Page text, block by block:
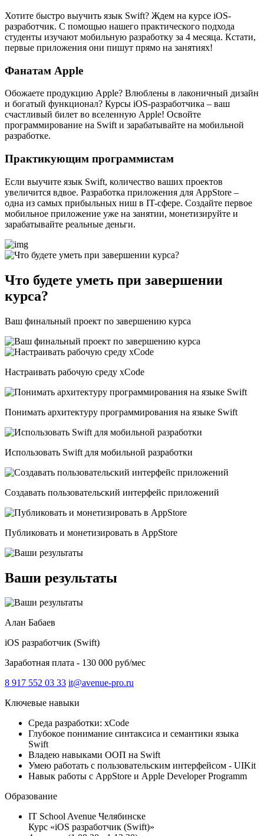
Хотите быстро выучить язык Swift? Ждем на курсе iOS-
разработчик. С помощью нашего практического подхода
студенты изучают мобильную разработку за 4 месяца. Кстати,
первые приложения они пишут прямо на занятиях!
Фанатам Apple
Обожаете продукцию Apple? Влюблены в лаконичный дизайн
и богатый функционал? Курсы iOS-разработчика – ваш
счастливый билет во вселенную Apple! Освойте
программирование на Swift и зарабатывайте на мобильной
разработке.
Практикующим программистам
Если выучите язык Swift, количество ваших проектов
увеличится вдвое. Разработка приложения для AppStore –
одна из самых прибыльных ниш в IT-сфере. Создайте первое
мобильное приложение уже на занятии, монетизируйте и
зарабатывайте реальные деньги.
Что будете уметь при завершении
курса?
Ваш финальный проект по завершению курса
Настраивать рабочую среду xCode
Понимать архитектуру программирования на языке Swift
Использовать Swift для мобильной разработки
Создавать пользовательский интерфейс приложений
Публиковать и монетизировать в AppStore
Ваши результаты
Алан Бабаев
iOS разработчик (Swift)
Заработная плата - 130 000 руб/мес
8 917 552 03 33 it@avenue-pro.ru
Ключевые навыки
Среда разработки: xCode
Глубокое понимание синтаксиса и семантики языка
Swift
Владею навыками ООП на Swift
Умею работать с пользовательским интерфейсом - UIKit
Навык работы с AppStore и Apple Developer Programm
Образование
IT School Avenue Челябинске
Курс «iOS разработчик (Swift)»‎